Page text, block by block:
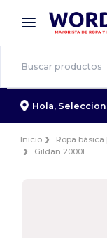
× App de
¡Mejores
Hola,
Inicio Ropa
Gildan 2000L